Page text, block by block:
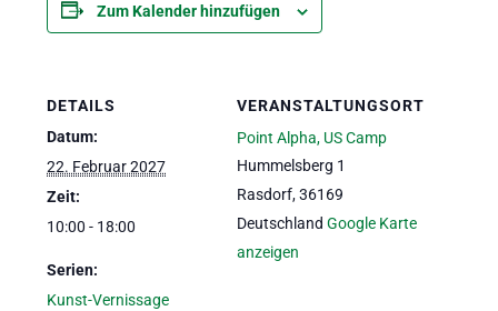
Zum Kalender hinzufügen
DETAILS
Datum:
22. Februar 2027
Zeit:
10:00 - 18:00
Serien:
Kunst-Vernissage
VERANSTALTUNGSORT
Point Alpha, US Camp
Hummelsberg 1
Rasdorf, 36169
Deutschland Google Karte
anzeigen